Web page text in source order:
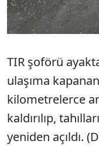
TIR şoförü
ulaşıma
kilometrelerce
kaldırılıp,
yeniden açıldı.